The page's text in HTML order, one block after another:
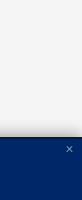
✕